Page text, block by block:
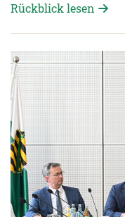
Rückblick lesen
Detailansicht öffnen: